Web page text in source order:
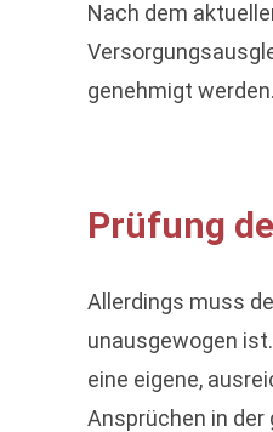
Nach dem
genehmigt
Prüfung
Allerdings muss
unausgewogen
eine eigene,
Ansprüchen in